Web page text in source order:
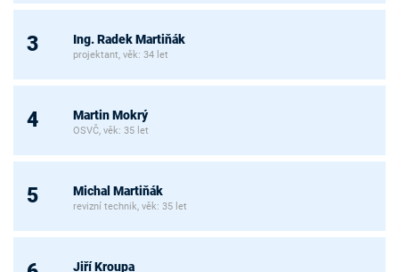
3 Ing. Radek Martiňák
projektant, věk: 34 let
4 Martin Mokrý
OSVČ, věk: 35 let
5 Michal Martiňák
revizní technik, věk: 35 let
Jiří Kroupa